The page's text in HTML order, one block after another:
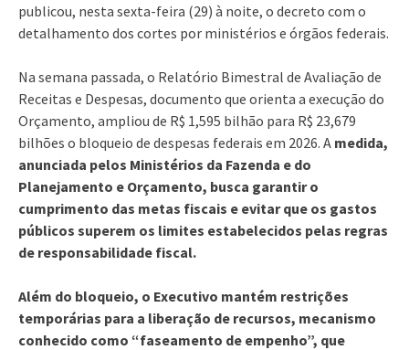
publicou, nesta sexta-feira (29) à noite, o decreto com o
detalhamento dos cortes por ministérios e órgãos federais.
Na semana passada, o Relatório Bimestral de Avaliação de
Receitas e Despesas, documento que orienta a execução do
Orçamento, ampliou de R$ 1,595 bilhão para R$ 23,679
bilhões o bloqueio de despesas federais em 2026. A medida,
anunciada pelos Ministérios da Fazenda e do
Planejamento e Orçamento, busca garantir o
cumprimento das metas fiscais e evitar que os gastos
públicos superem os limites estabelecidos pelas regras
de responsabilidade fiscal.
Além do bloqueio, o Executivo mantém restrições
temporárias para a liberação de recursos, mecanismo
conhecido como “faseamento de empenho”, que